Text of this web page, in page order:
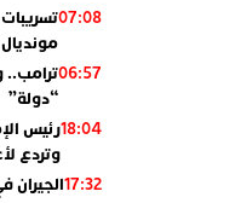
07:08
مونديال 2010
06:57ترامب..
“دولة”
18:04رئيس
وتردع
17:32الجيران